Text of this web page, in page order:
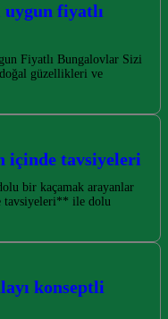
uygun fiyatlı
Fiyatlı Bungalovlar Sizi
güzellikleri ve
içinde tavsiyeleri
bir kaçamak arayanlar
tavsiyeleri** ile dolu
konseptli